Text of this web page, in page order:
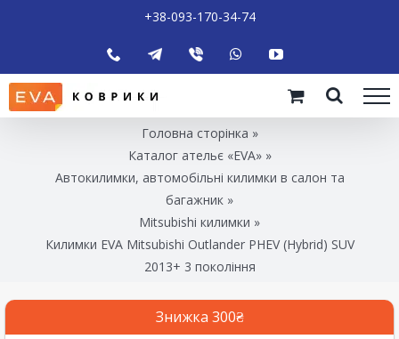
+38-093-170-34-74
Головна сторінка »
Каталог ательє «EVA»»
Автокилимки, автомобільні килимки в салон та
багажник »
Mitsubishi килимки »
Килимки EVA Mitsubishi Outlander PHEV (Hybrid) SUV
2013+ 3 покоління
Знижка 300₴